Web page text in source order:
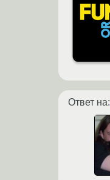
Ответ на: